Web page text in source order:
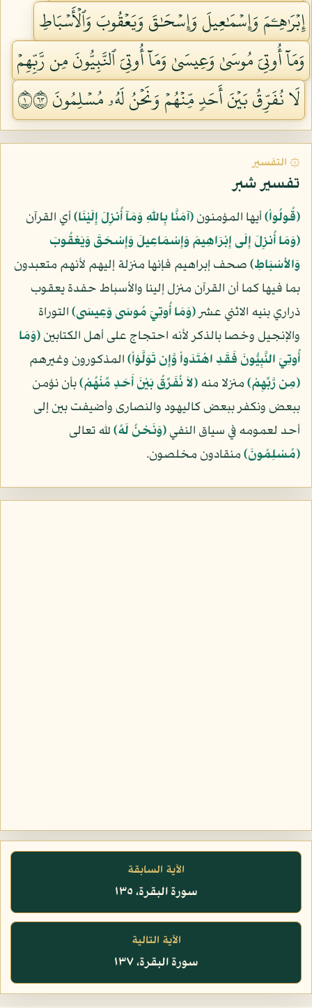
إِبۡرَٰهِـۧمَ وَإِسۡمَٰعِيلَ وَإِسۡحَٰقَ وَيَعۡقُوبَ وَٱلۡأَسۡبَاطِ
وَمَآ أُوتِيَ مُوسَىٰ وَعِيسَىٰ وَمَآ أُوتِيَ ٱلنَّبِيُّونَ مِن رَّبِّهِمۡ
لَا نُفَرِّقُ بَيۡنَ أَحَدٖ مِّنۡهُمۡ وَنَحۡنُ لَهُۥ مُسۡلِمُونَ ١٣٦
۞ التفسير
تفسير شبر
﴿قُولُواْ﴾أيها المؤمنون﴿آمَنَّا بِاللّهِ وَمَآ أُنزِلَ إِلَيْنَا﴾أي القرآن
﴿وَمَا أُنزِلَ إِلَى إِبْرَاهِيمَ وَإِسْمَاعِيلَ وَإِسْحَقَ وَيَعْقُوبَ
وَالأسْبَاطِ﴾صحف إبراهيم فإنها منزلة إليهم لأنهم متعبدون
بما فيها كما أن القرآن منزل إلينا والأسباط حفدة يعقوب
ذراري بنيه الاثني عشر﴿وَمَا أُوتِيَ مُوسَى وَعِيسَى﴾التوراة
والإنجيل وخصا بالذكر لأنه احتجاج على أهل الكتابين﴿وَمَا
أُوتِيَ النَّبِيُّونَ فَقَدِ اهْتَدَواْ وَّإِن تَوَلَّوْاْ﴾المذكورون وغيرهم
﴿مِن رَّبِّهِمْ﴾منزلا منه﴿لاَ نُفَرِّقُ بَيْنَ أَحَدٍ مِّنْهُمْ﴾بأن نؤمن
ببعض ونكفر ببعض كاليهود والنصارى وأضيفت بين إلى
أحد لعمومه في سياق النفي﴿وَنَحْنُ لَهُ﴾لله تعالى
﴿مُسْلِمُونَ﴾منقادون مخلصون.
الآية السابقة
سورة البقرة، ١٣٥
الآية التالية
سورة البقرة، ١٣٧